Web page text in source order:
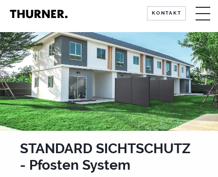
KONTAKT
TISCHE
SICHTSCHUTZ
Futura-Sichtschutz
STANDARD SICHTSCHUTZ
- Pfosten System